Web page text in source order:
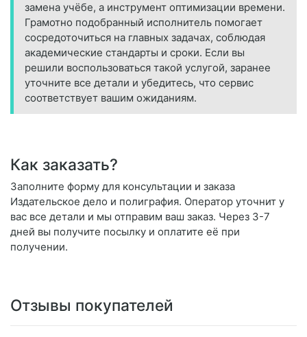
замена учёбе, а инструмент оптимизации времени.
Грамотно подобранный исполнитель помогает
сосредоточиться на главных задачах, соблюдая
академические стандарты и сроки. Если вы
решили воспользоваться такой услугой, заранее
уточните все детали и убедитесь, что сервис
соответствует вашим ожиданиям.
Как заказать?
Заполните форму для консультации и заказа
Издательское дело и полиграфия. Оператор уточнит у
вас все детали и мы отправим ваш заказ. Через 3-7
дней вы получите посылку и оплатите её при
получении.
Отзывы покупателей